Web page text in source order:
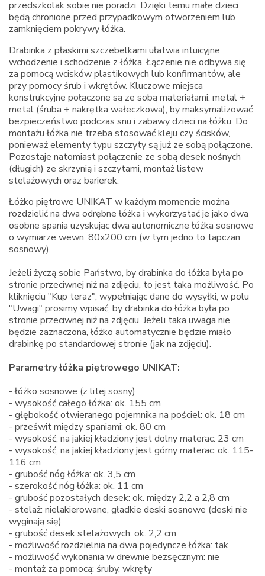
przedszkolak sobie nie poradzi. Dzięki temu małe dzieci
będą chronione przed przypadkowym otworzeniem lub
zamknięciem pokrywy łóżka.
Drabinka z płaskimi szczebelkami ułatwia intuicyjne
wchodzenie i schodzenie z łóżka. Łączenie nie odbywa się
za pomocą wcisków plastikowych lub konfirmantów, ale
przy pomocy śrub i wkrętów. Kluczowe miejsca
konstrukcyjne połączone są ze sobą materiałami: metal +
metal (śruba + nakrętka wałeczkowa), by maksymalizować
bezpieczeństwo podczas snu i zabawy dzieci na łóżku. Do
montażu łóżka nie trzeba stosować kleju czy ścisków,
ponieważ elementy typu szczyty są już ze sobą połączone.
Pozostaje natomiast połączenie ze sobą desek nośnych
(długich) ze skrzynią i szczytami, montaż listew
stelażowych oraz barierek.
Łóżko piętrowe UNIKAT w każdym momencie można
rozdzielić na dwa odrębne łóżka i wykorzystać je jako dwa
osobne spania uzyskując dwa autonomiczne łóżka sosnowe
o wymiarze wewn. 80x200 cm (w tym jedno to tapczan
sosnowy).
Jeżeli życzą sobie Państwo, by drabinka do łóżka była po
stronie przeciwnej niż na zdjęciu, to jest taka możliwość. Po
kliknięciu "Kup teraz", wypełniając dane do wysyłki, w polu
"Uwagi" prosimy wpisać, by drabinka do łóżka była po
stronie przeciwnej niż na zdjęciu. Jeżeli taka uwaga nie
będzie zaznaczona, łóżko automatycznie będzie miało
drabinkę po standardowej stronie (jak na zdjęciu).
Parametry łóżka piętrowego UNIKAT:
- łóżko sosnowe (z litej sosny)
- wysokość całego łóżka: ok. 155 cm
- głębokość otwieranego pojemnika na pościel: ok. 18 cm
- prześwit między spaniami: ok. 80 cm
- wysokość, na jakiej kładziony jest dolny materac: 23 cm
- wysokość, na jakiej kładziony jest górny materac: ok. 115-
116 cm
- grubość nóg łóżka: ok. 3,5 cm
- szerokość nóg łóżka: ok. 11 cm
- grubość pozostałych desek: ok. między 2,2 a 2,8 cm
- stelaż: nielakierowane, gładkie deski sosnowe (deski nie
wyginają się)
- grubość desek stelażowych: ok. 2,2 cm
- możliwość rozdzielnia na dwa pojedyncze łóżka: tak
- możliwość wykonania w drewnie bezsęcznym: nie
- montaż za pomocą: śruby, wkręty